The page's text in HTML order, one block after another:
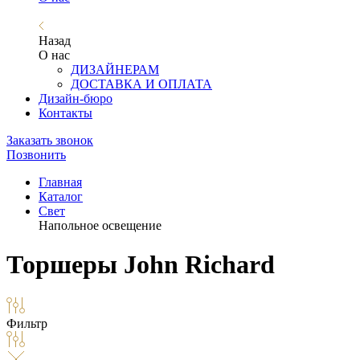
Назад
О нас
ДИЗАЙНЕРАМ
ДОСТАВКА И ОПЛАТА
Дизайн-бюро
Контакты
Заказать звонок
Позвонить
Главная
Каталог
Свет
Напольнoе освещение
Торшеры John Richard
Фильтр